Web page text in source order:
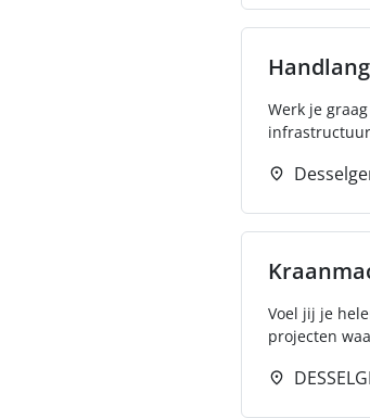
Werk je
Voel jij je
projecten